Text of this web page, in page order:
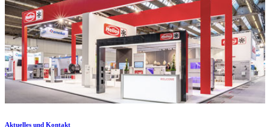
Aktuelles und Kontakt